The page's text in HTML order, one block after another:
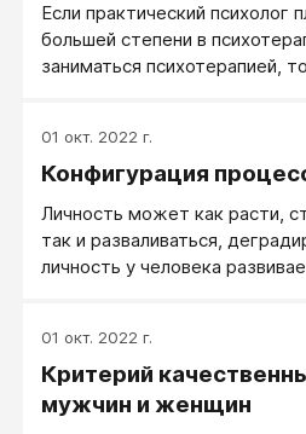
представлений о себе. Нам
проект себя​.
Если практический психолог
большей степени в
заниматься психотерапией,
естественно развивать свою
личного коучинга. Если в
развивать свою личность на
тренингах.;;
01 окт. 2022 г.
Конфигурация
Личность может как расти,
так и разваливаться,
личность у человека
он сам или окружающие
01 окт. 2022 г.
Критерий
мужчин и женщин